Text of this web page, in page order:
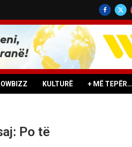
KULTURË + MË TEPËR…
Po të